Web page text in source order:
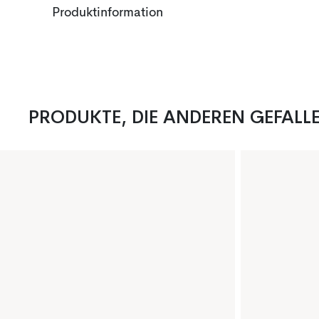
Produktinformation
PRODUKTE, DIE ANDEREN